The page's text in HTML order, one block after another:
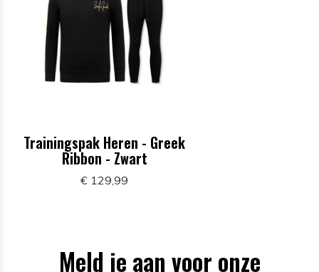
Trainingspak Heren - Greek
Ribbon - Zwart
€ 129,99
Meld je aan voor onze